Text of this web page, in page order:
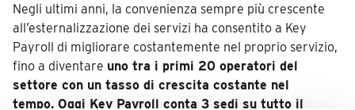
Negli ultimi anni, la convenienza sempre più crescente
all’esternalizzazione dei servizi ha consentito a Key
Payroll di migliorare costantemente nel proprio servizio,
fino a diventare uno tra i primi 20 operatori del
settore con un tasso di crescita costante nel
tempo. Oggi Key Payroll conta 3 sedi su tutto il